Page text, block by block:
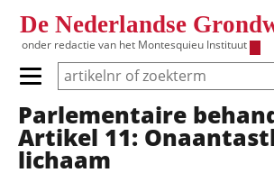
De Nederlandse
onder redactie van het Montesquieu Instituut
Primair menu tonen/verbergen
Hoofdnavigatie
Parlementaire
Artikel 11:
lichaam